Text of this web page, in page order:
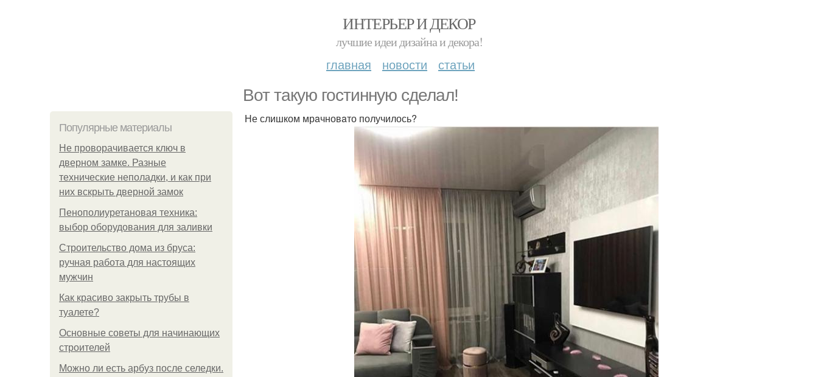
ИНТЕРЬЕР И ДЕКОР
лучшие идеи дизайна и декора!
главная новости статьи
Bот тaкую гостинную сделaл!
Популярные материалы
Не проворачивается ключ в
дверном замке. Разные
технические неполадки, и как при
них вскрыть дверной замок
Пенополиуретановая техника:
выбор оборудования для заливки
Строительство дома из бруса:
ручная работа для настоящих
мужчин
Как красиво закрыть трубы в
туалете?
Основные советы для начинающих
строителей
Можно ли есть арбуз после селедки.
Не слишком мрaчновaто получилось?